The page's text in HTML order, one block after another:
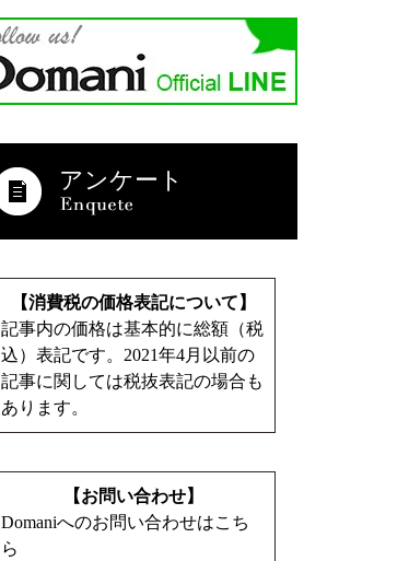
アンケート
【消費税の価格表記について】
記事内の価格は基本的に総額（税
込）表記です。2021年4月以前の
記事に関しては税抜表記の場合も
あります。
【お問い合わせ】
Domaniへのお問い合わせはこち
ら